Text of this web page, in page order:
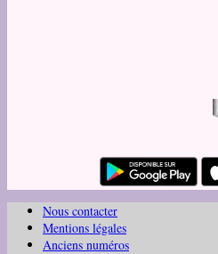
Nous contacter
Mentions légales
Anciens numéros